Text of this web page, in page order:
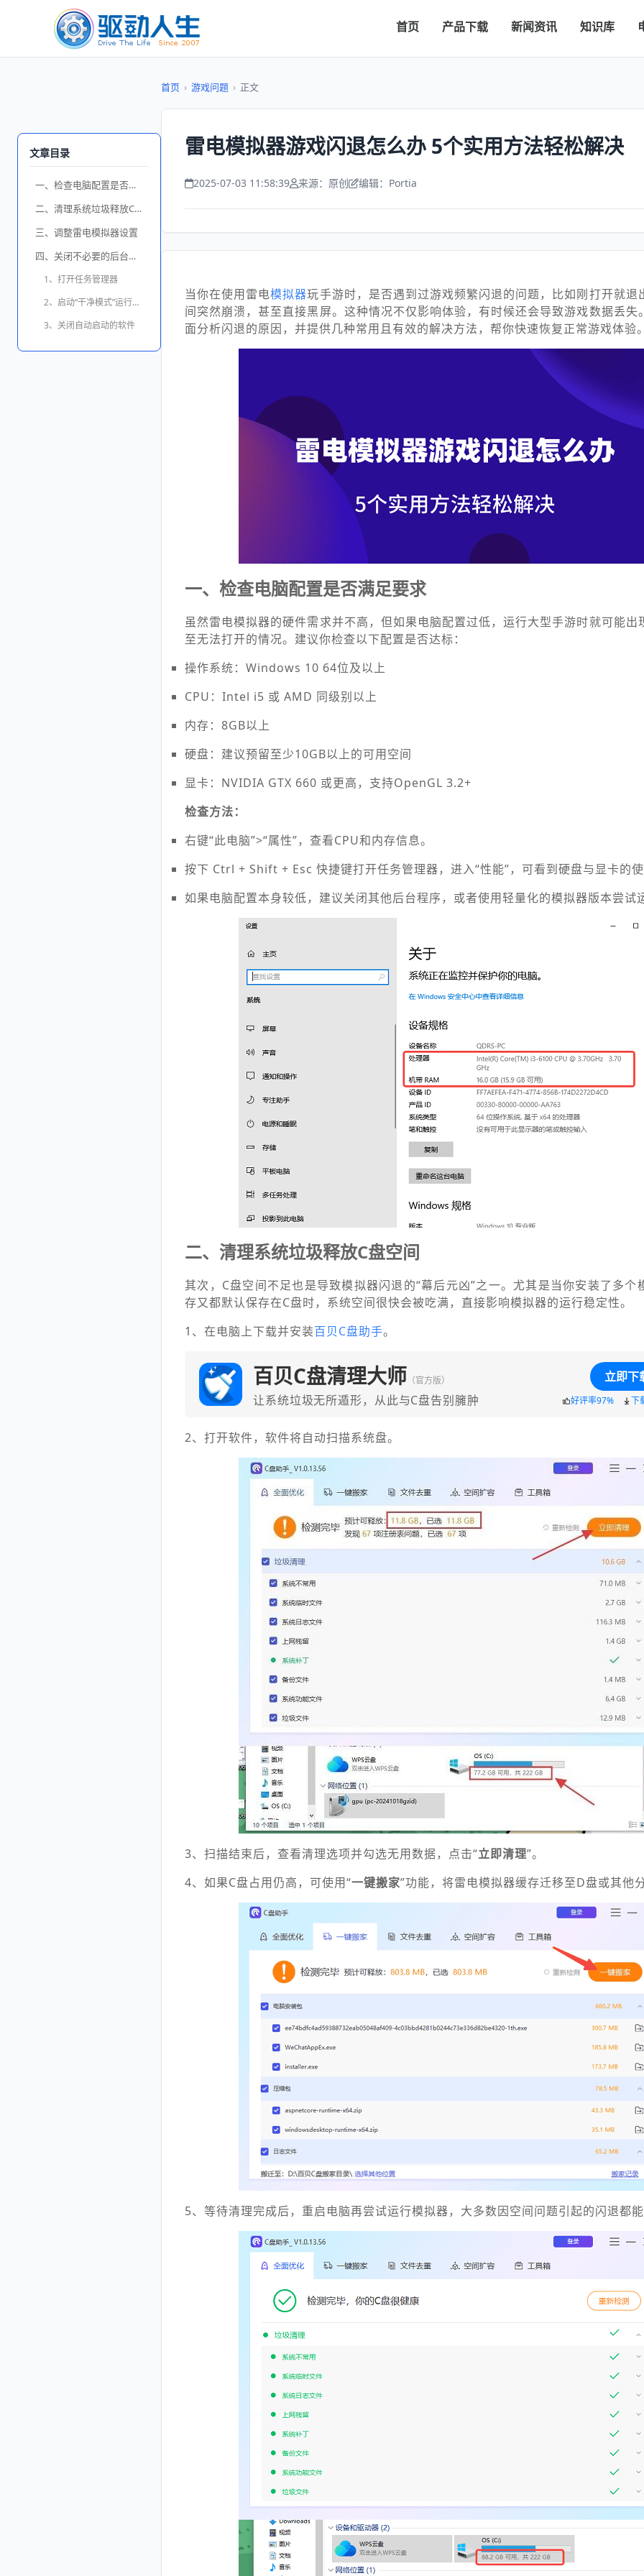
首页 产品下载 新闻资讯 知识库
文章目录
一、检查电脑配置是否满足要求
二、清理系统垃圾释放C盘空间
三、调整雷电模拟器设置
四、关闭不必要的后台程序
1、打开任务管理器
2、启动“干净模式”运行模拟器
3、关闭自动启动的软件
首页 › 游戏问题 › 正文
雷电模拟器游戏闪退怎么办 5个实用方法轻松解决
2025-07-03 11:58:39 来源：原创 编辑：Portia
当你在使用雷电模拟器玩手游时，是否遇到过游戏频繁闪退的问题，比如刚打开就退
间突然崩溃，甚至直接黑屏。这种情况不仅影响体验，有时候还会导致游戏数据丢失
面分析闪退的原因，并提供几种常用且有效的解决方法，帮你快速恢复正常游戏体验
一、检查电脑配置是否满足要求
虽然雷电模拟器的硬件需求并不高，但如果电脑配置过低，运行大型手游时就可能出
至无法打开的情况。建议你检查以下配置是否达标：
操作系统：Windows 10 64位及以上
CPU：Intel i5 或 AMD 同级别以上
内存：8GB以上
硬盘：建议预留至少10GB以上的可用空间
显卡：NVIDIA GTX 660 或更高，支持OpenGL 3.2+
检查方法：
右键“此电脑”>“属性”，查看CPU和内存信息。
按下 Ctrl + Shift + Esc 快捷键打开任务管理器，进入“性能”，可看到硬盘与显卡的
如果电脑配置本身较低，建议关闭其他后台程序，或者使用轻量化的模拟器版本尝试
二、清理系统垃圾释放C盘空间
其次，C盘空间不足也是导致模拟器闪退的“幕后元凶”之一。尤其是当你安装了多个
存又都默认保存在C盘时，系统空间很快会被吃满，直接影响模拟器的运行稳定性。
1、在电脑上下载并安装百贝C盘助手。
百贝C盘清理大师 （官方版）
让系统垃圾无所遁形，从此与C盘告别臃肿
立即下
好评率97% 下
2、打开软件，软件将自动扫描系统盘。
3、扫描结束后，查看清理选项并勾选无用数据，点击“立即清理”。
4、如果C盘占用仍高，可使用“一键搬家”功能，将雷电模拟器缓存迁移至D盘或其他
5、等待清理完成后，重启电脑再尝试运行模拟器，大多数因空间问题引起的闪退都